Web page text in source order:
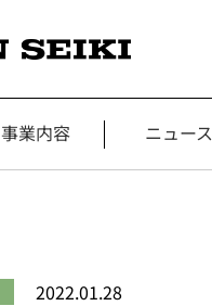
事業内容 ニュース
2022.01.28